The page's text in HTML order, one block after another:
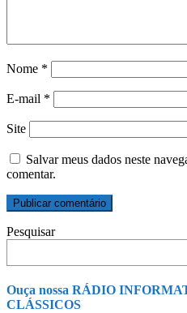
Nome *
E-mail *
Site
Salvar meus dados neste
comentar.
Pesquisar
Ouça nossa RÁDIO
CLÁSSICOS